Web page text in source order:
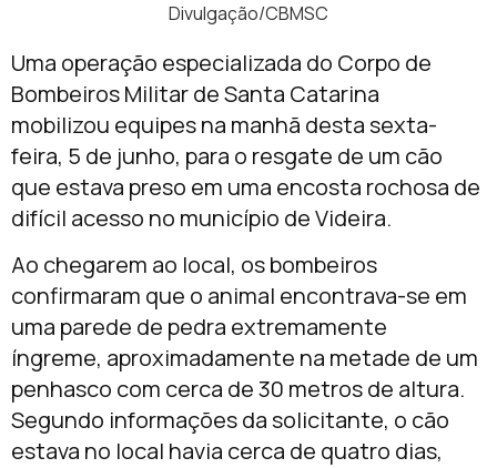
Divulgação/CBMSC
Uma operação especializada do Corpo de
Bombeiros Militar de Santa Catarina
mobilizou equipes na manhã desta sexta-
feira, 5 de junho, para o resgate de um cão
que estava preso em uma encosta rochosa de
difícil acesso no município de Videira.
Ao chegarem ao local, os bombeiros
confirmaram que o animal encontrava-se em
uma parede de pedra extremamente
íngreme, aproximadamente na metade de um
penhasco com cerca de 30 metros de altura.
Segundo informações da solicitante, o cão
estava no local havia cerca de quatro dias,